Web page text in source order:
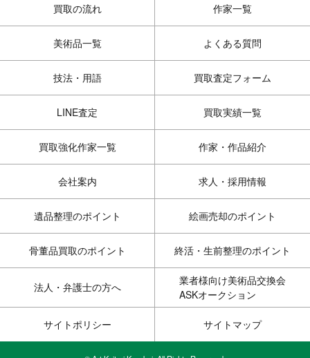
買取の流れ 作家一覧
美術品一覧 よくある質問
技法・用語 買取査定フォーム
LINE査定 買取実績一覧
買取強化作家一覧 作家・作品紹介
会社案内 求人・採用情報
遺品整理のポイント 絵画売却のポイント
骨董品買取のポイント 終活・生前整理のポイント
法人・弁護士の方へ
業者様向け美術品交換会
ASKオークション
サイトポリシー サイトマップ